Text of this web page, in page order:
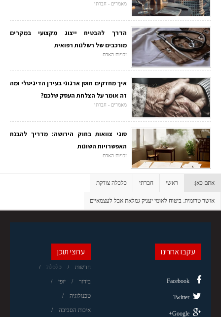
מאמרים - חברתי
הדרך להבטיח ייצוג מקצועי במקרים
מורכבים של רשלנות רפואית
זכויות האדם
איך מחזקים חוסן ארגוני בעידן הדיגיטלי ומה
זה אומר על הצלחת העסק שלכם?
מאמרים - חברתי
סוגי צוואות בחוק הירושה: מדריך להבנת
האפשרויות השונות
זכויות האדם
אתם כאן: ראשי חברתי כלכלה צודקת
אושר טרומית: ביטוח לאומי יעניק גמלאת אבל לעצמאיים
ערוצי תוכן
חדשות כלכלה
בידור יופי
טכנולוגיה
איכות הסביבה
עקבו אחרינו
Facebook
Twitter
Google+